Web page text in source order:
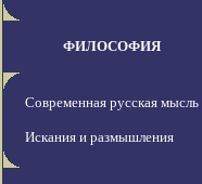
ФИЛОСОФИЯ
Современная русская мысль
Искания и размышления